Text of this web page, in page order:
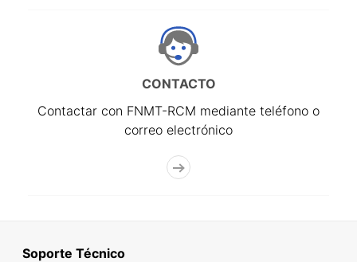
CONTACTO
Contactar con FNMT-RCM mediante teléfono o
correo electrónico
Soporte Técnico